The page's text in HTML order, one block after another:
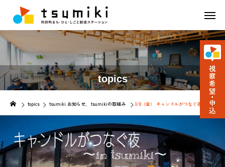
topics
topics tsumiki お知らせ tsumikiの取組み 3/8（金） キャンドルがつなぐ夜 in